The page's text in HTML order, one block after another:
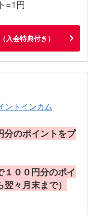
=1円
入会特典付き）
分のポイントをプ
１００円分のポイ
々月末まで）